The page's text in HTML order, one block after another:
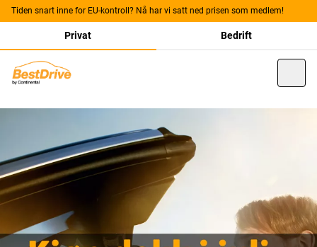
Tiden snart inne for EU-kontroll? Nå har vi satt ned prisen som medlem!
Privat Bedrift